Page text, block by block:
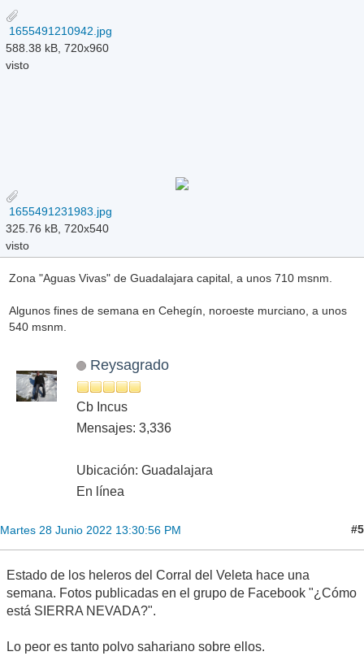
1655491210942.jpg
588.38 kB, 720x960
visto
1655491231983.jpg
325.76 kB, 720x540
visto
Zona "Aguas Vivas" de Guadalajara capital, a unos 710 msnm.
Algunos fines de semana en Cehegín, noroeste murciano, a unos
540 msnm.
Reysagrado
Cb Incus
Mensajes: 3,336
Ubicación: Guadalajara
En línea
Martes 28 Junio 2022 13:30:56 PM #5
Estado de los heleros del Corral del Veleta hace una
semana. Fotos publicadas en el grupo de Facebook "¿Cómo
está SIERRA NEVADA?".
Lo peor es tanto polvo sahariano sobre ellos.